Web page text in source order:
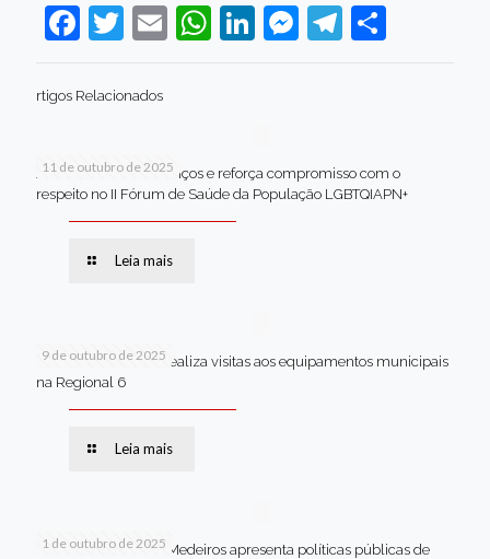
Facebook
Twitter
EmailWhatsApp
LinkedIn
Messenger
Telegram
Share
rtigos Relacionados
11 de outubro de 2025
Jaboatão celebra avanços e reforça compromisso com o
respeito no II Fórum de Saúde da População LGBTQIAPN+
Leia mais
9 de outubro de 2025
Van dos secretários realiza visitas aos equipamentos municipais
na Regional 6
Leia mais
1 de outubro de 2025
Em Brasília, Andréa Medeiros apresenta políticas públicas de